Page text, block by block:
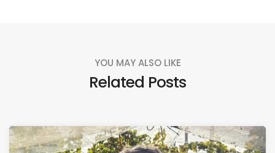
YOU MAY ALSO LIKE
Related Posts